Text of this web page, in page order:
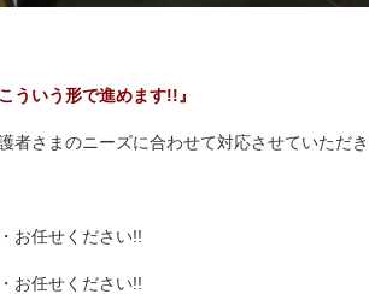
ういう形で進めます!!』
者さまのニーズに合わせて対応させていただき
お任せください!!
お任せください!!